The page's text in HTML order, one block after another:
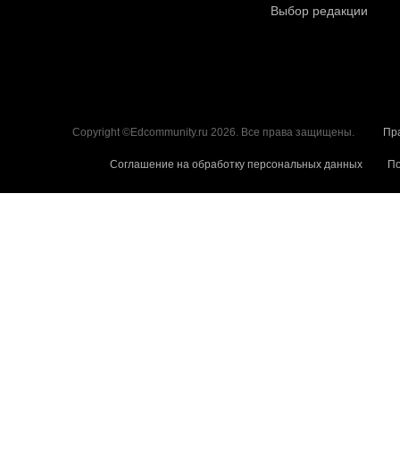
Выбор редакции
Copyright ©Edcommunity.ru 2026. Все права защищены.
Соглашение на обработку персональных данных